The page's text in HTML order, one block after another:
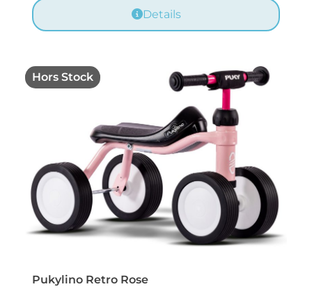
Details
Hors Stock
Pukylino Retro Rose